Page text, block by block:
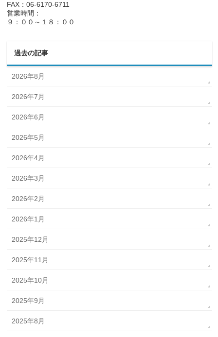
FAX：06-6170-6711
営業時間：
９：００～１８：００
過去の記事
2026年8月
2026年7月
2026年6月
2026年5月
2026年4月
2026年3月
2026年2月
2026年1月
2025年12月
2025年11月
2025年10月
2025年9月
2025年8月